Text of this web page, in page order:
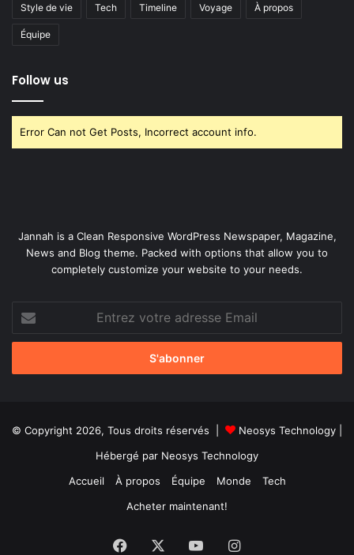
Style de vie Tech Timeline Voyage À propos
Équipe
Follow us
Error Can not Get Posts, Incorrect account info.
Jannah is a Clean Responsive WordPress Newspaper, Magazine,
News and Blog theme. Packed with options that allow you to
completely customize your website to your needs.
Entrez
votre
adresse
© Copyright 2026, Tous droits réservés | Neosys Technology
Hébergé par Neosys Technology
Accueil
À propos Équipe Monde
Tech
Acheter maintenant!
Facebook YouTubeInstagram